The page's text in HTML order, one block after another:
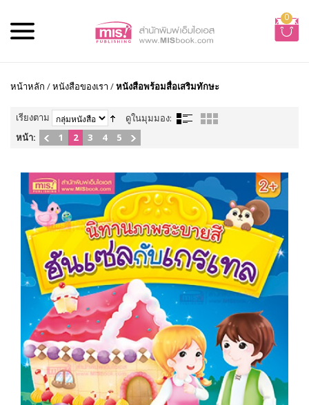
0
หน้าหลัก /หนังสือของเรา /หนังสือพร้อมสื่อเสริมทักษะ
เรียงตาม
ดูในมุมมอง:
หน้า:
1 2 3 4 5